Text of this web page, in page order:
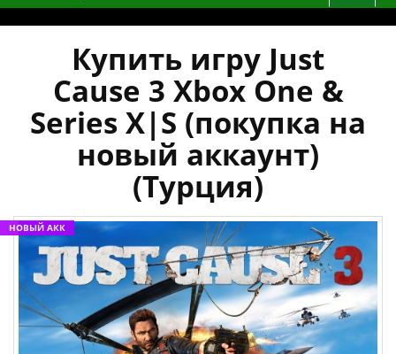
Купить игру Just
Cause 3 Xbox One &
Series X|S (покупка на
новый аккаунт)
(Турция)
НОВЫЙ АКК